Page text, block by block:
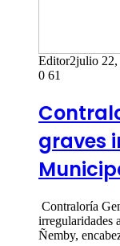
Editor2julio 22,
0 61
graves
Contraloría
irregularidades
Ñemby,